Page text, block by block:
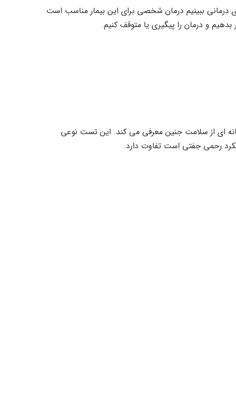
درمانی ببینیم درمان شخصی برای این بیمار مناسب است
و درمان را پیگیری یا متوقف کنیم.
ای از سلامت جنین معرفی می کند. این تست نوعی
رحمی جفتی است تفاوت دارد.